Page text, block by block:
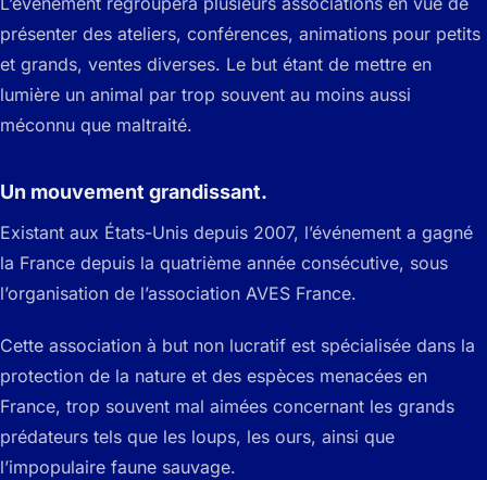
présenter des ateliers, conférences, animations pour petits
et grands, ventes diverses. Le but étant de mettre en
lumière un animal par trop souvent au moins aussi
méconnu que maltraité.
Un mouvement grandissant.
Existant aux États-Unis depuis 2007, l’événement a gagné
la France depuis la quatrième année consécutive, sous
l’organisation de l’association AVES France.
Cette association à but non lucratif est spécialisée dans la
protection de la nature et des espèces menacées en
France, trop souvent mal aimées concernant les grands
prédateurs tels que les loups, les ours, ainsi que
l’impopulaire faune sauvage.